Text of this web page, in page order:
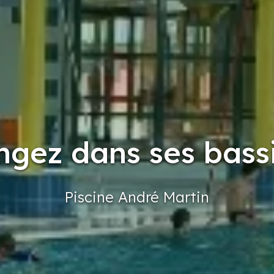
dans ses
Piscine André Martin